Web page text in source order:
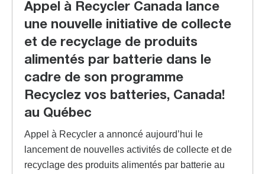
Appel à Recycler Canada lance
une nouvelle initiative de collecte
et de recyclage de produits
alimentés par batterie dans le
cadre de son programme
Recyclez vos batteries, Canada!
au Québec
Appel à Recycler a annoncé aujourd’hui le
lancement de nouvelles activités de collecte et de
recyclage des produits alimentés par batterie au